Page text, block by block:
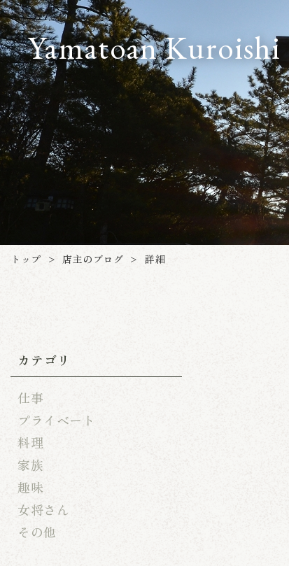
Yamatoan Kuroishi
トップ > 店主のブログ > 詳細
カテゴリ
仕事
プライベート
料理
家族
趣味
女将さん
その他